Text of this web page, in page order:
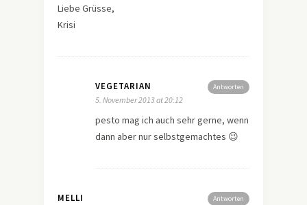
Liebe Grüsse,
Krisi
Antworten
VEGETARIAN
5. November 2013 at 20:12
pesto mag ich auch sehr gerne, wenn
dann aber nur selbstgemachtes 😉
Antworten
MELLI